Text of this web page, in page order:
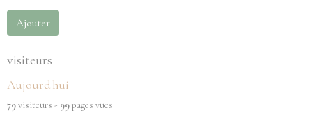
Ajouter
visiteurs
Aujourd'hui
79visiteurs - 99pages vues